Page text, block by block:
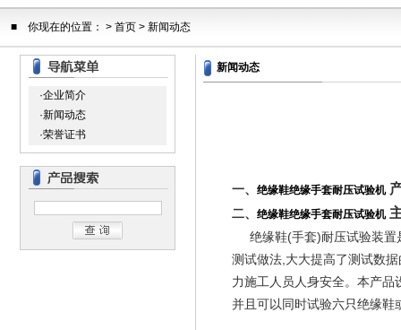
■ 你现在的位置： > 首页 > 新闻动态
·企业简介
·新闻动态
·荣誉证书
新闻动态
一、 绝缘鞋绝缘手套耐压试验机
二、 绝缘鞋绝缘手套耐压试验机
绝缘鞋(手套)耐压试验装置
测试做法,大大提高了测试数
力施工人员人身安全。本产
并且可以同时试验六只绝缘鞋